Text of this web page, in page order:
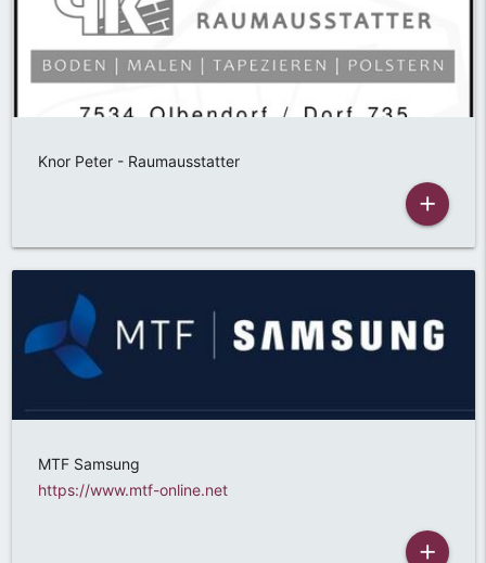
Knor Peter - Raumausstatter
add
MTF Samsung
https://www.mtf-online.net
add